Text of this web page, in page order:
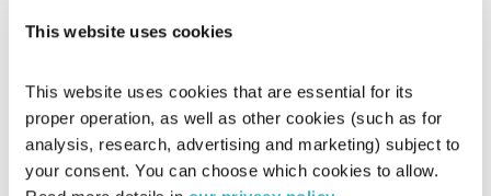
This website uses cookies
This website uses cookies that are essential for its
proper operation, as well as other cookies (such as for
analysis, research, advertising and marketing) subject to
your consent. You can choose which cookies to allow.
מה זה טראנס תיאטרוני?
תחושת בטן
זהר צמח וילסון וד"ר מוטי לוי